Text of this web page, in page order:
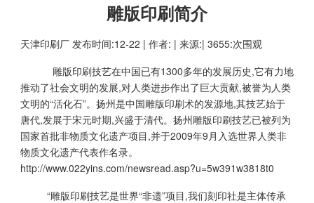
雕版印刷简介
天津印刷厂 发布时间:12-22 | 作者: | 来源:| 3655:次围观
雕版印刷技艺在中国已有1300多年的发展历史,它有力地
推动了社会文明的发展,对人类进步作出了巨大贡献,被誉为人类
文明的“活化石”。扬州是中国雕版印刷术的发源地,其技艺始于
唐代,发展于宋元时期,兴盛于清代。扬州雕版印刷技艺已被列为
国家首批非物质文化遗产项目,并于2009年9月入选世界人类非
物质文化遗产代表作名录。
http://www.022yins.com/newsread.asp?u=5w391w3818t0
“雕版印刷技艺是世界“非遗”项目,我们刻印社是主体传承